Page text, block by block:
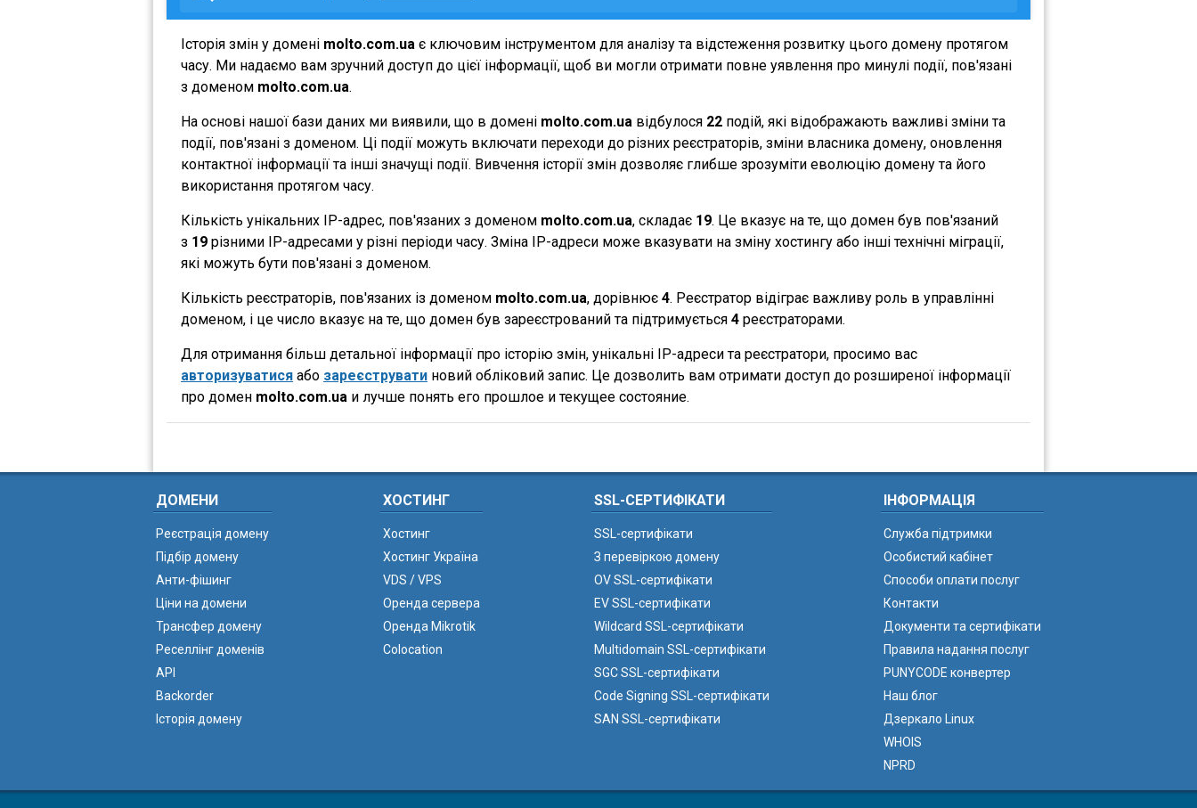
Історія змін у домені molto.com.ua є ключовим інструментом для аналізу та відстеження розвитку цього домену протягом
часу. Ми надаємо вам зручний доступ до цієї інформації, щоб ви могли отримати повне уявлення про минулі події, пов'язані
з доменом molto.com.ua.
На основі нашої бази даних ми виявили, що в домені molto.com.ua відбулося 22 подій, які відображають важливі зміни та
події, пов'язані з доменом. Ці події можуть включати переходи до різних реєстраторів, зміни власника домену, оновлення
контактної інформації та інші значущі події. Вивчення історії змін дозволяє глибше зрозуміти еволюцію домену та його
використання протягом часу.
Кількість унікальних IP-адрес, пов'язаних з доменом molto.com.ua, складає 19. Це вказує на те, що домен був пов'язаний
з 19 різними IP-адресами у різні періоди часу. Зміна IP-адреси може вказувати на зміну хостингу або інші технічні міграції,
які можуть бути пов'язані з доменом.
Кількість реєстраторів, пов'язаних із доменом molto.com.ua, дорівнює 4. Реєстратор відіграє важливу роль в управлінні
доменом, і це число вказує на те, що домен був зареєстрований та підтримується 4 реєстраторами.
Для отримання більш детальної інформації про історію змін, унікальні IP-адреси та реєстратори, просимо вас
авторизуватися або зареєструвати новий обліковий запис. Це дозволить вам отримати доступ до розширеної інформації
про домен molto.com.ua и лучше понять его прошлое и текущее состояние.
ДОМЕНИ
Реєстрація домену
Підбір домену
Анти-фішинг
Ціни на домени
Трансфер домену
Реселлінг доменів
API
Backorder
Історія домену
ХОСТИНГ
Хостинг
Хостинг Україна
VDS / VPS
Оренда сервера
Оренда Mikrotik
Colocation
SSL-СЕРТИФІКАТИ
SSL-сертифікати
З перевіркою домену
OV SSL-сертифікати
EV SSL-сертифікати
Wildcard SSL-сертифікати
Multidomain SSL-сертифікати
SGC SSL-сертифікати
Code Signing SSL-сертифікати
SAN SSL-сертифікати
ІНФОРМАЦІЯ
Служба підтримки
Особистий кабінет
Способи оплати послуг
Контакти
Документи та сертифікати
Правила надання послуг
PUNYCODE конвертер
Наш блог
Дзеркало Linux
WHOIS
NPRD